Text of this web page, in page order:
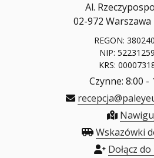
Al.
02-972
REGON:
NIP:
KRS:
Czynne: 8:00 -
Wskazówki
Dołącz